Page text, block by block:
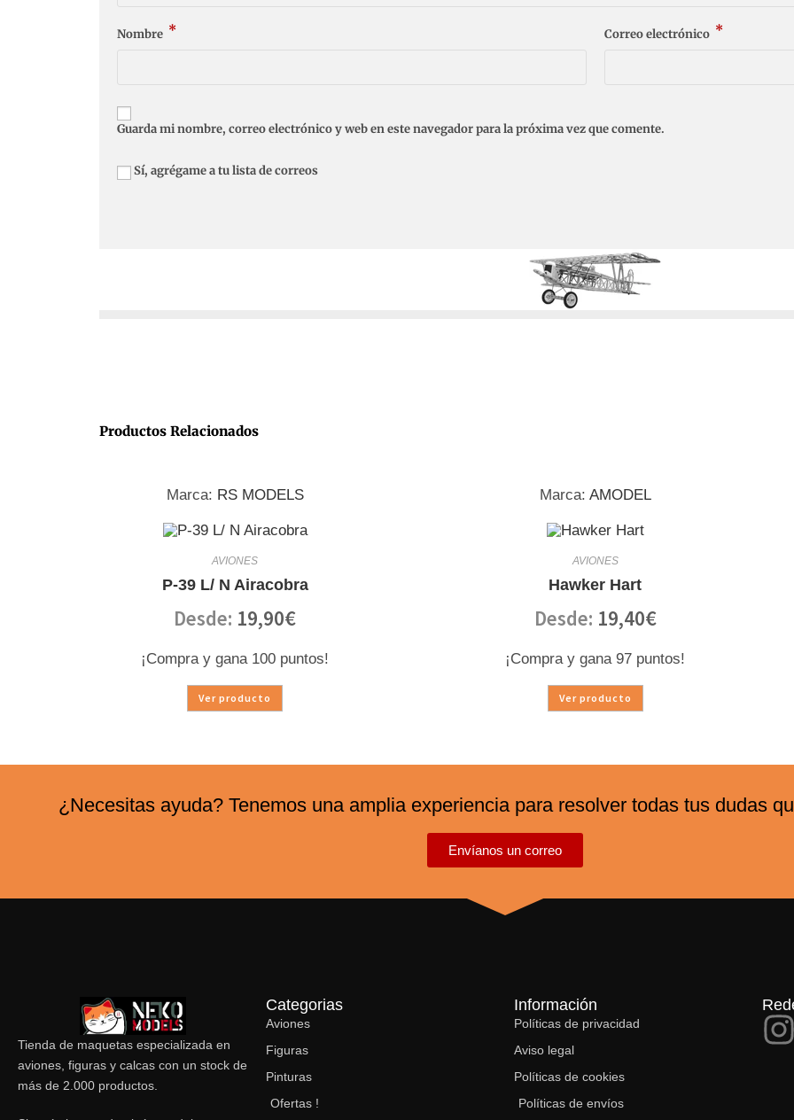
Nombre * Correo electrónico *
Guarda mi nombre, correo electrónico y web en este navegador para la próxima vez que comente.
Sí, agrégame a tu lista de correos
Productos Relacionados
Marca: RS MODELS
AVIONES
P-39 L/ N Airacobra
Desde: 19,90€
¡Compra y gana 100 puntos!
Ver producto
Marca: AMODEL
AVIONES
Hawker Hart
Desde: 19,40€
¡Compra y gana 97 puntos!
Ver producto
¿Necesitas ayuda? Tenemos una amplia experiencia para resolver todas tus dudas
Envíanos un correo
Tienda de maquetas especializada en
aviones, figuras y calcas con un stock de
más de 2.000 productos.
Categorias
Aviones
Figuras
Pinturas
Ofertas !
Información
Políticas de privacidad
Aviso legal
Políticas de cookies
Políticas de envíos